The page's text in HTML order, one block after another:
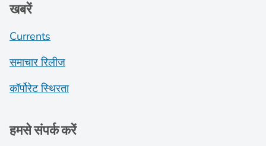
खबरें
Currents
समाचार रिलीज
कॉर्पोरेट स्थिरता
हमसे संपर्क करें